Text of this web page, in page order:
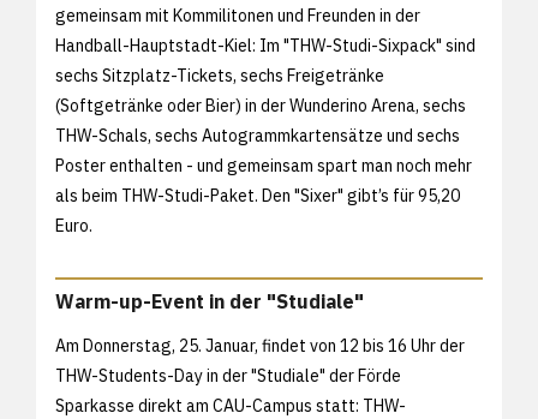
gemeinsam mit Kommilitonen und Freunden in der
Handball-Hauptstadt-Kiel: Im "THW-Studi-Sixpack" sind
sechs Sitzplatz-Tickets, sechs Freigetränke
(Softgetränke oder Bier) in der Wunderino Arena, sechs
THW-Schals, sechs Autogrammkartensätze und sechs
Poster enthalten - und gemeinsam spart man noch mehr
als beim THW-Studi-Paket. Den "Sixer" gibt’s für 95,20
Euro.
Warm-up-Event in der "Studiale"
Am Donnerstag, 25. Januar, findet von 12 bis 16 Uhr der
THW-Students-Day in der "Studiale" der Förde
Sparkasse direkt am CAU-Campus statt: THW-